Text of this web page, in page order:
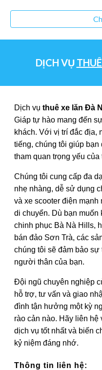
DỊCH VỤ
Dịch vụthuê xe lăn Đà
Giáp tự hào mang đến
khách. Với vị trí đắc địa,
tiếng, chúng tôi giúp
tham quan trọng yếu của
Chúng tôi cung cấp đa
nhẹ nhàng, dễ sử dụng
và xe scooter điện
di chuyển. Dù bạn muốn
chinh phục Bà Nà Hills,
bán đảo Sơn Trà, các
chúng tôi sẽ đảm bảo
người thân của bạn.
Đội ngũ chuyên nghiệp
hỗ trợ, tư vấn và giao
đình tận hưởng một kỳ
rào cản nào. Hãy liên
dịch vụ tốt nhất và biến
kỷ niệm đáng nhớ.
Thông tin liên hệ: